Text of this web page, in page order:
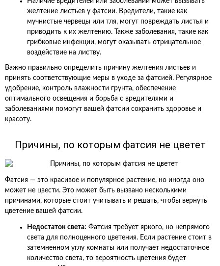
желтение листьев у фатсии. Вредители, такие как
мучнистые червецы или тля, могут повреждать листья и
приводить к их желтению. Также заболевания, такие как
грибковые инфекции, могут оказывать отрицательное
воздействие на листву.
Важно правильно определить причину желтения листьев и
принять соответствующие меры в уходе за фатсией. Регулярное
удобрение, контроль влажности грунта, обеспечение
оптимального освещения и борьба с вредителями и
заболеваниями помогут вашей фатсии сохранить здоровье и
красоту.
Причины, по которым фатсия не цветет
Фатсия — это красивое и популярное растение, но иногда оно
может не цвести. Это может быть вызвано несколькими
причинами, которые стоит учитывать и решать, чтобы вернуть
цветение вашей фатсии.
Недостаток света: Фатсия требует яркого, но непрямого
света для полноценного цветения. Если растение стоит в
затемненном углу комнаты или получает недостаточное
количество света, то вероятность цветения будет